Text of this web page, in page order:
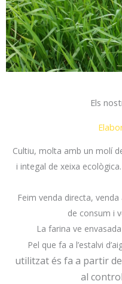
Els
Cultiu, molta amb un molí
i integal de xeixa
Feim venda directa, venda
de consum i
La farina ve
Pel que fa a l’estalvi
utilitzat és fa a partir
al